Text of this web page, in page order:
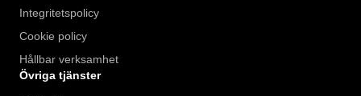
Integritetspolicy
Cookie policy
Hållbar verksamhet
Övriga tjänster